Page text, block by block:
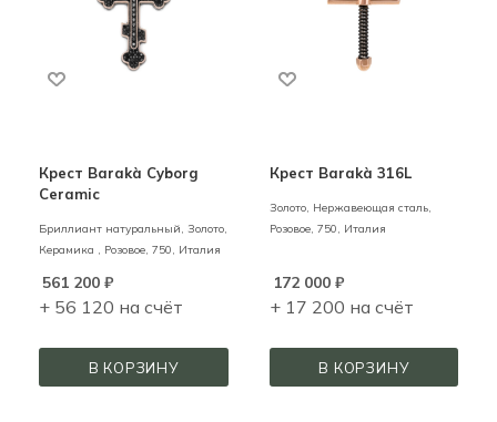
Крест Barakà Cyborg
Ceramic
Бриллиант натуральный, Золото,
Керамика , Розовое, 750, Италия
561 200 ₽
+ 56 120 на счёт
В КОРЗИНУ
Крест Barakà 316L
Золото, Нержавеющая сталь,
Розовое, 750, Италия
172 000₽
+ 17 200 на счёт
В КОРЗИНУ